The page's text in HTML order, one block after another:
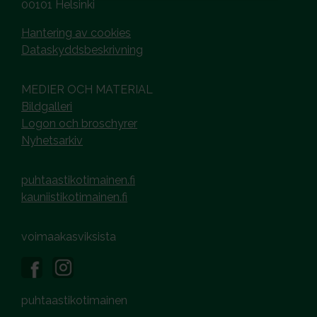
00101 Helsinki
Hantering av cookies
Dataskyddsbeskrivning
MEDIER OCH MATERIAL
Bildgalleri
Logon och broschyrer
Nyhetsarkiv
puhtaastikotimainen.fi
kauniistikotimainen.fi
voimaakasviksista
puhtaastikotimainen